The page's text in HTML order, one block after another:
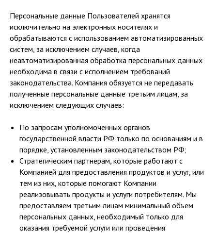
Персональные данные Пользователей хранятся
исключительно на электронных носителях и
обрабатываются с использованием автоматизированных
систем, за исключением случаев, когда
неавтоматизированная обработка персональных данных
необходима в связи с исполнением требований
законодательства. Компания обязуется не передавать
полученные персональные данные третьим лицам, за
исключением следующих случаев:
По запросам уполномоченных органов
государственной власти РФ только по основаниям и в
порядке, установленным законодательством РФ;
Стратегическим партнерам, которые работают с
Компанией для предоставления продуктов и услуг, или
тем из них, которые помогают Компании
реализовывать продукты и услуги потребителям. Мы
предоставляем третьим лицам минимальный объем
персональных данных, необходимый только для
оказания требуемой услуги или проведения